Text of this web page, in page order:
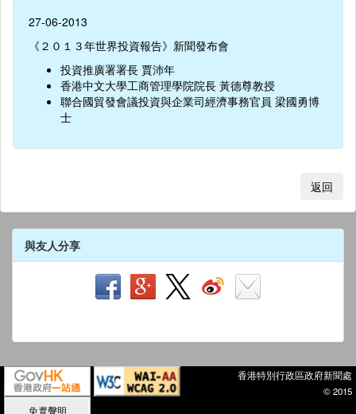
27-06-2013
《２０１３年世界投資報告》新聞發布會
投資推廣署署長 賈沛年
香港中文大學工商管理學院院長 黃德尊教授
聯合國貿發會議投資與企業司經濟事務官員 梁國勇博
士
返回
與友人分享
香港特別行政區政府新聞處
© 2015